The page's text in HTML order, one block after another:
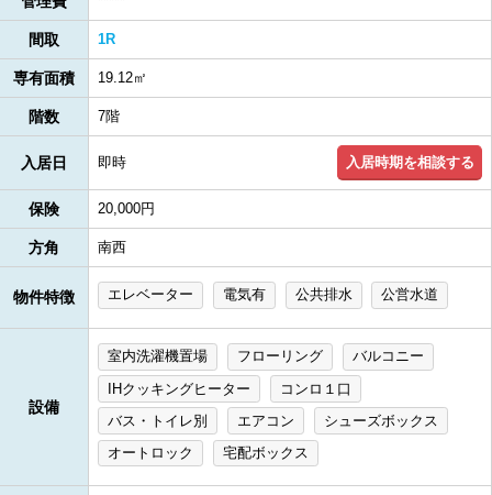
間取 1R
専有面積 19.12㎡
階数 7階
入居日 即時 入居時期を相談する
保険 20,000円
方角 南西
物件特徴 エレベーター 電気有 公共排水 公営水道
設備
室内洗濯機置場 フローリング
バルコニー
IHクッキングヒーター
コンロ１口
バス・トイレ別
エアコン
シューズボックス
オートロック
宅配ボックス